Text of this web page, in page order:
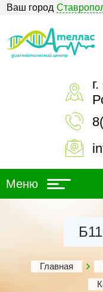
Ваш город
Меню
Главная